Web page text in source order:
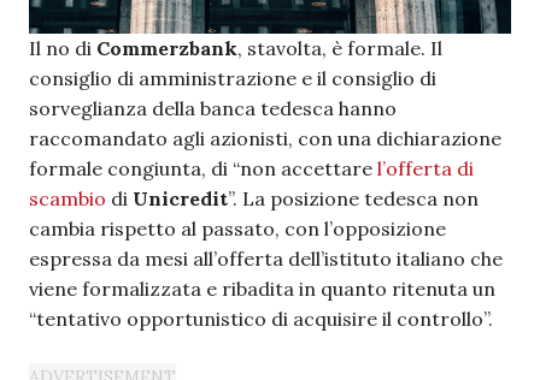
Il no di Commerzbank, stavolta, è formale. Il
consiglio di amministrazione e il consiglio di
sorveglianza della banca tedesca hanno
raccomandato agli azionisti, con una dichiarazione
formale congiunta, di “non accettare l’offerta di
scambio di Unicredit”. La posizione tedesca non
cambia rispetto al passato, con l’opposizione
espressa da mesi all’offerta dell’istituto italiano che
viene formalizzata e ribadita in quanto ritenuta un
“tentativo opportunistico di acquisire il controllo”.